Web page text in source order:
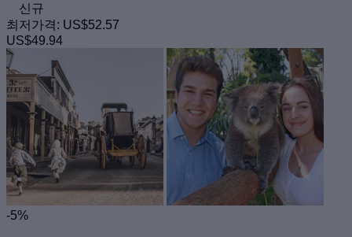
신규
최저가격: US$52.57
US$49.94
-5%